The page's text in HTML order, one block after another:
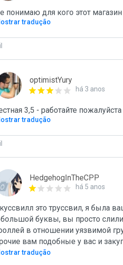
понимаю для кого этот
tradução
optimistYury
há 3 anos
3,5 - работайте
tradução
HedgehogInTheCPP
há 5 anos
это труссвил, я была
буквы, вы просто
в отношении уязвимой
вам подобные у вас и
tradução